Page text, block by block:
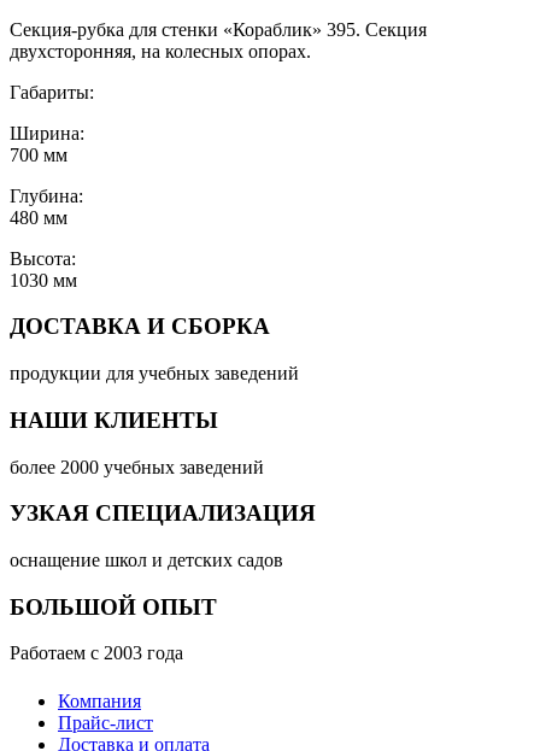
Секция-рубка для стенки «Кораблик» 395. Секция
двухсторонняя, на колесных опорах.
Габариты:
Ширина:
700 мм
Глубина:
480 мм
Высота:
1030 мм
ДОСТАВКА И СБОРКА
продукции для учебных заведений
НАШИ КЛИЕНТЫ
более 2000 учебных заведений
УЗКАЯ СПЕЦИАЛИЗАЦИЯ
оснащение школ и детских садов
БОЛЬШОЙ ОПЫТ
Работаем с 2003 года
Компания
Прайс-лист
Доставка и оплата